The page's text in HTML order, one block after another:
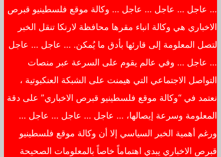
… عاجل … عاجل … عاجل … وكالة موقع فلسطينيو قبرص
الاخباري هي وكالة انباء مقرها محافظة لارنكا تنقل الخبر
لتصل المعلومة إلى قارئها بأدق ما يُمكن. … عاجل … عاجل
… عاجل … وفي عالم يقوم على السرعة عبر منصات
التواصل الاجتماعي التي هيمنت على الشبكة العنكبوتية ،
نعتمد في “وكالة موقع فلسطينيو قبرص الاخباري” على دقة
المعلومة وسرعة إيصالها، … عاجل … عاجل … عاجل …
ورغم أهمية الخبر السياسي إلا أن وكالة موقع فلسطينيو
قبرص الاخباري يبدي اهتماماً خاصاً بالمعلومات الصحيحة